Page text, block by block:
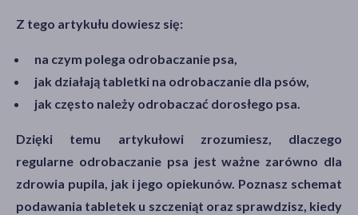
Z tego artykułu dowiesz się:
na czym polega odrobaczanie psa,
jak działają tabletki na odrobaczanie dla psów,
jak często należy odrobaczać dorosłego psa.
Dzięki temu artykułowi zrozumiesz, dlaczego
regularne odrobaczanie psa jest ważne zarówno dla
zdrowia pupila, jak i jego opiekunów. Poznasz schemat
podawania tabletek u szczeniąt oraz sprawdzisz, kiedy